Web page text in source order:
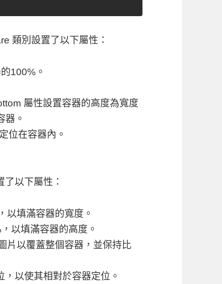
類別設置了以下屬性：
100%。
屬性設置容器的高度為寬度
器。
位在容器內。
以下屬性：
以填滿容器的寬度。
以填滿容器的高度。
片以覆蓋整個容器，並保持比
，以使其相對於容器定位。